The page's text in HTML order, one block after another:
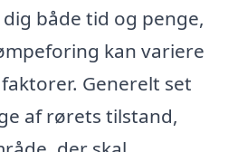
både tid og penge,
kan variere
Generelt set
af rørets tilstand,